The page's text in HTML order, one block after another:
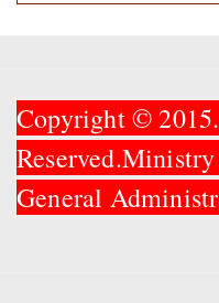
Copyright ©
General